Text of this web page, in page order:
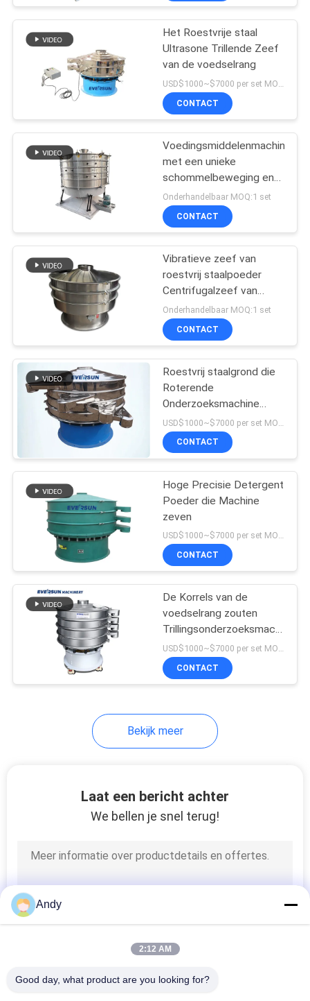
PRIVACYBELEID
Het Roestvrije staal
Ultrasone Trillende Zeef
van de voedselrang
USD$1000~$7000 per set MOQ:1 reeks
CONTACT
Voedingsmiddelenmachine
met een unieke
schommelbeweging en
een grote
verwerkingscapaciteit
voor het scheiden van
Onderhandelbaar MOQ:1 set
CONTACT
Vibratieve zeef van
roestvrij staalpoeder
Centrifugalzeef van
levensmiddelenkwaliteit
Onderhandelbaar MOQ:1 set
CONTACT
Roestvrij staalgrond die
Roterende
Onderzoeksmachine
sorteren
CONTACT
Hoge Precisie Detergent
Poeder die Machine
zeven
USD$1000~$7000 per set MOQ:1 reeks
CONTACT
De Korrels van de
voedselrang zouten
Trillingsonderzoeksmachine
om Ruwe Boete Te
ziften
USD$1000~$7000 per set MOQ:1
CONTACT
Bekijk meer
Laat een bericht achter
We bellen je snel terug!
Andy
2:12 AM
Good day, what product are you looking for?